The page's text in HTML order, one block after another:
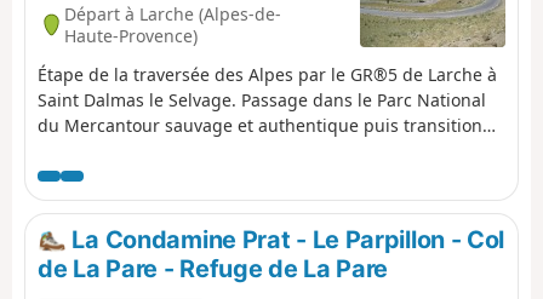
Départ à Larche (Alpes-de-
Haute-Provence)
Étape de la traversée des Alpes par le GR®5 de Larche à
Saint Dalmas le Selvage. Passage dans le Parc National
du Mercantour sauvage et authentique puis transition
passage sur la plus haute route d'Europe vers le Col de
la Bonnette.
La Condamine Prat - Le Parpillon - Col
de La Pare - Refuge de La Pare